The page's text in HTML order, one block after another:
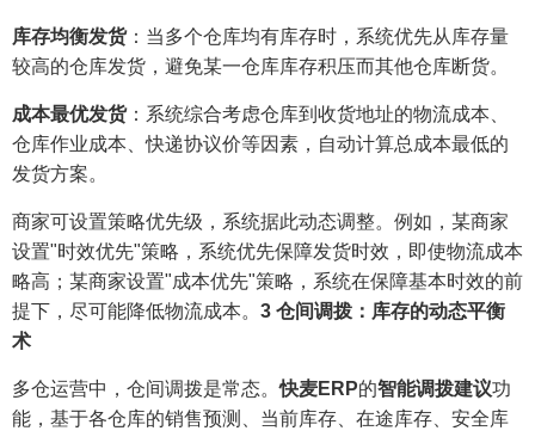
库存均衡发货：当多个仓库均有库存时，系统优先从库存量
较高的仓库发货，避免某一仓库库存积压而其他仓库断货。
成本最优发货：系统综合考虑仓库到收货地址的物流成本、
仓库作业成本、快递协议价等因素，自动计算总成本最低的
发货方案。
商家可设置策略优先级，系统据此动态调整。例如，某商家
设置"时效优先"策略，系统优先保障发货时效，即使物流成本
略高；某商家设置"成本优先"策略，系统在保障基本时效的前
提下，尽可能降低物流成本。 3 仓间调拨：库存的动态平衡
术
多仓运营中，仓间调拨是常态。快麦ERP的智能调拨建议功
能，基于各仓库的销售预测、当前库存、在途库存、安全库